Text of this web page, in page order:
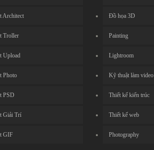
Architect
Troller
Upload
Photo
PSD
Giải Trí
GIF
Đồ họa 3D
Painting
Lightroom
Kỹ thuật làm video
Thiết kế kiến trúc
Thiết kế web
Photography